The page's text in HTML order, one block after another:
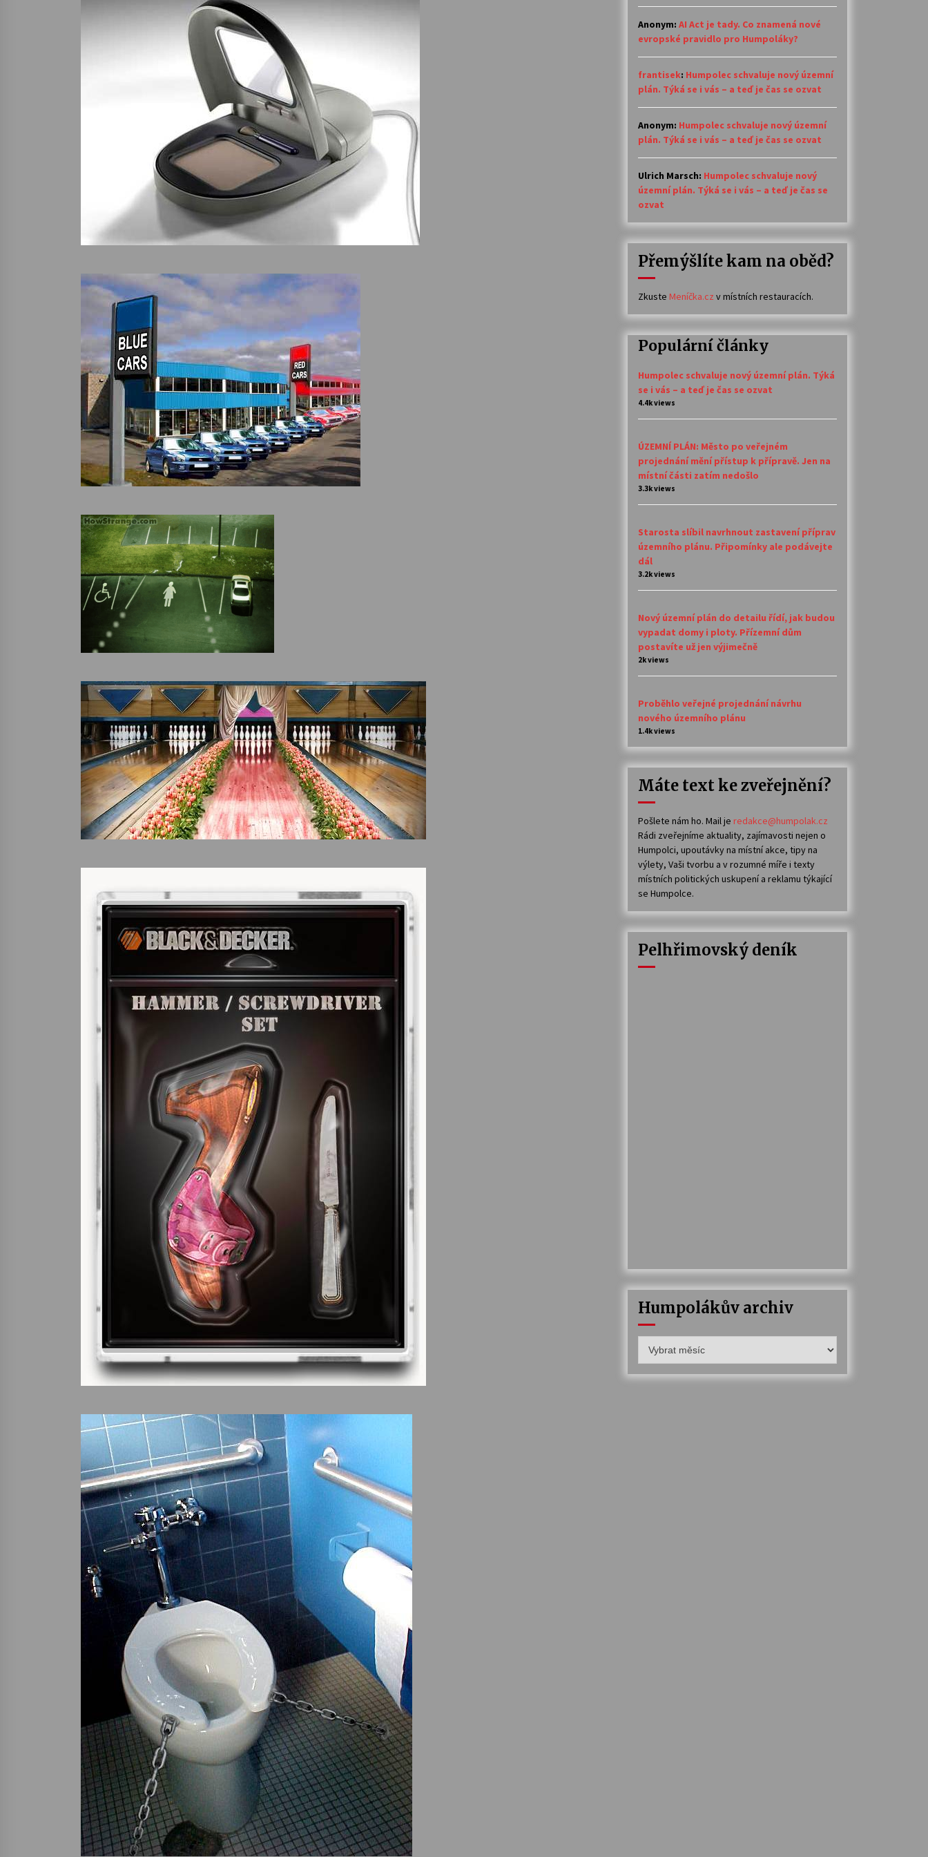
Anonym: AI Act je tady. Co znamená nové
evropské pravidlo pro Humpoláky?
frantisek: Humpolec schvaluje nový územní
plán. Týká se i vás – a teď je čas se ozvat
Anonym: Humpolec schvaluje nový územní
plán. Týká se i vás – a teď je čas se ozvat
Ulrich Marsch: Humpolec schvaluje nový
územní plán. Týká se i vás – a teď je čas se
ozvat
Přemýšlíte kam na oběd?
Zkuste Meníčka.cz v místních restauracích.
Populární články
Humpolec schvaluje nový územní plán. Týká
se i vás – a teď je čas se ozvat
4.4k views
ÚZEMNÍ PLÁN: Město po veřejném
projednání mění přístup k přípravě. Jen na
místní části zatím nedošlo
3.3k views
Starosta slíbil navrhnout zastavení příprav
územního plánu. Připomínky ale podávejte
dál
3.2k views
Nový územní plán do detailu řídí, jak budou
vypadat domy i ploty. Přízemní dům
postavíte už jen výjimečně
2k views
Proběhlo veřejné projednání návrhu
nového územního plánu
1.4k views
Máte text ke zveřejnění?
Pošlete nám ho. Mail je redakce@humpolak.cz
Rádi zveřejníme aktuality, zajímavosti nejen o
Humpolci, upoutávky na místní akce, tipy na
výlety, Vaši tvorbu a v rozumné míře i texty
místních politických uskupení a reklamu týkající
se Humpolce.
Pelhřimovský deník
Humpolákův archiv
archiv